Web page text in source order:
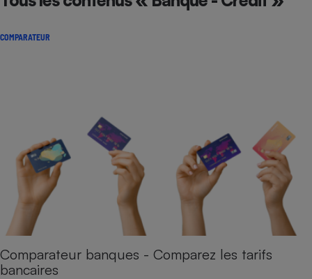
COMPARATEUR
Comparateur banques - Comparez les tarifs
bancaires